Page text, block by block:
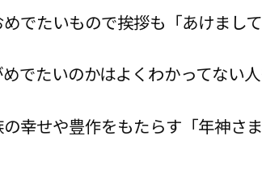
でたいもので挨拶も「あけまし
でたいのかはよくわかってない
幸せや豊作をもたらす「年神さ